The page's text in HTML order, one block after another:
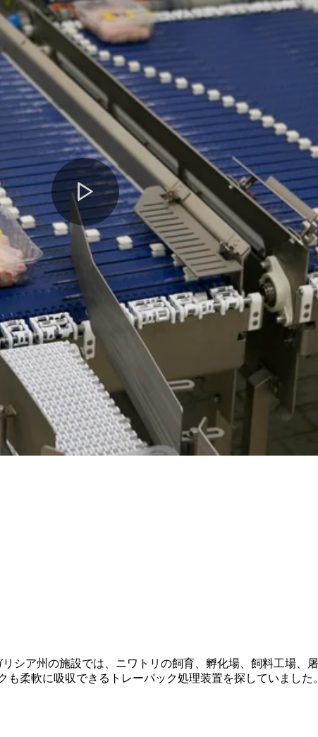
シア州の施設では、ニワトリの飼育、孵化場、飼料工場、
柔軟に吸収できるトレーパック処理装置を探していまし